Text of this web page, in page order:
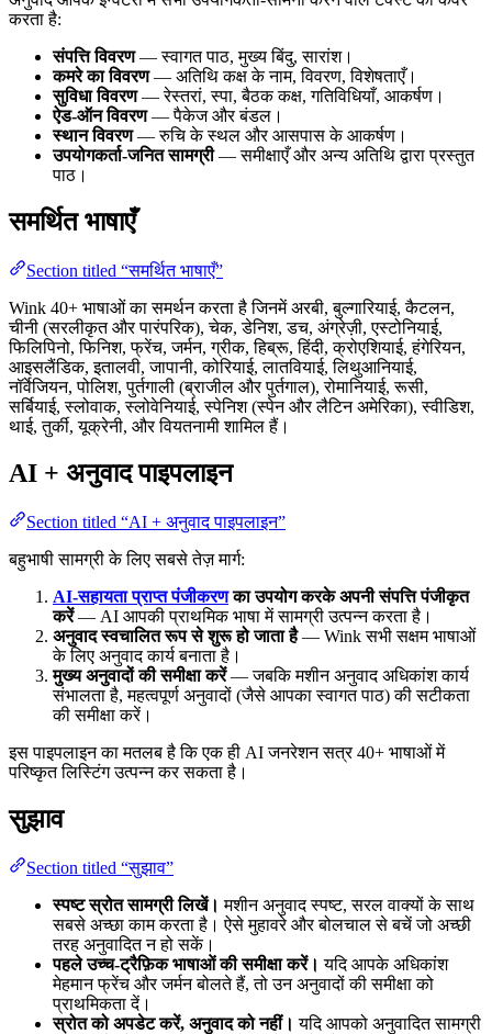
करता है:
संपत्ति विवरण— स्वागत पाठ, मुख्य बिंदु, सारांश।
कमरे का विवरण— अतिथि कक्ष के नाम, विवरण, विशेषताएँ।
सुविधा विवरण— रेस्तरां, स्पा, बैठक कक्ष, गतिविधियाँ, आकर्षण।
ऐड-ऑन विवरण— पैकेज और बंडल।
स्थान विवरण— रुचि के स्थल और आसपास के आकर्षण।
उपयोगकर्ता-जनित सामग्री— समीक्षाएँ और अन्य अतिथि द्वारा प्रस्तुत
पाठ।
समर्थित भाषाएँ
Section titled “समर्थित भाषाएँ”
Wink 40+ भाषाओं का समर्थन करता है जिनमें अरबी, बुल्गारियाई, कैटलन,
चीनी (सरलीकृत और पारंपरिक), चेक, डेनिश, डच, अंग्रेज़ी, एस्टोनियाई,
फिलिपिनो, फिनिश, फ्रेंच, जर्मन, ग्रीक, हिब्रू, हिंदी, क्रोएशियाई, हंगेरियन,
आइसलैंडिक, इतालवी, जापानी, कोरियाई, लातवियाई, लिथुआनियाई,
नॉर्वेजियन, पोलिश, पुर्तगाली (ब्राजील और पुर्तगाल), रोमानियाई, रूसी,
सर्बियाई, स्लोवाक, स्लोवेनियाई, स्पेनिश (स्पेन और लैटिन अमेरिका), स्वीडिश,
थाई, तुर्की, यूक्रेनी, और वियतनामी शामिल हैं।
AI + अनुवाद पाइपलाइन
Section titled “AI + अनुवाद पाइपलाइन”
बहुभाषी सामग्री के लिए सबसे तेज़ मार्ग:
AI-सहायता प्राप्त पंजीकरणका उपयोग करके अपनी संपत्ति पंजीकृत
करें— AI आपकी प्राथमिक भाषा में सामग्री उत्पन्न करता है।
अनुवाद स्वचालित रूप से शुरू हो जाता है— Wink सभी सक्षम भाषाओं
के लिए अनुवाद कार्य बनाता है।
मुख्य अनुवादों की समीक्षा करें— जबकि मशीन अनुवाद अधिकांश कार्य
संभालता है, महत्वपूर्ण अनुवादों (जैसे आपका स्वागत पाठ) की सटीकता
की समीक्षा करें।
इस पाइपलाइन का मतलब है कि एक ही AI जनरेशन सत्र 40+ भाषाओं में
परिष्कृत लिस्टिंग उत्पन्न कर सकता है।
सुझाव
Section titled “सुझाव”
स्पष्ट स्रोत सामग्री लिखें। मशीन अनुवाद स्पष्ट, सरल वाक्यों के साथ
सबसे अच्छा काम करता है। ऐसे मुहावरे और बोलचाल से बचें जो अच्छी
तरह अनुवादित न हो सकें।
पहले उच्च-ट्रैफ़िक भाषाओं की समीक्षा करें। यदि आपके अधिकांश
मेहमान फ्रेंच और जर्मन बोलते हैं, तो उन अनुवादों की समीक्षा को
प्राथमिकता दें।
स्रोत को अपडेट करें, अनुवाद को नहीं। यदि आपको अनुवादित सामग्री